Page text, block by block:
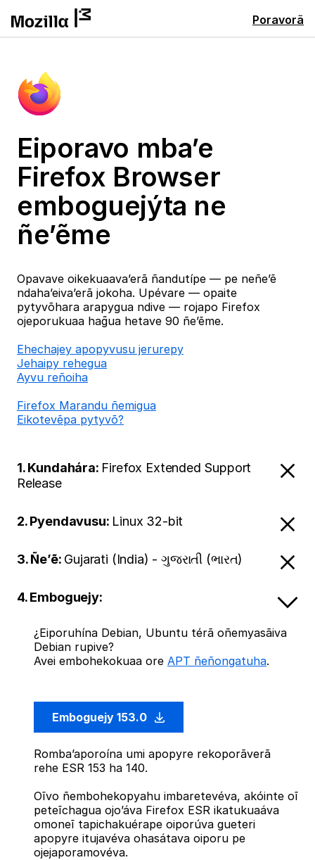
Poravorã
Eiporavo mba’e
Firefox Browser
emboguejýta ne
ñe’ẽme
Opavave oikekuaava’erã ñandutípe — pe neñe’ẽ
ndaha’eiva’erã jokoha. Upévare — opaite
pytyvõhara arapygua ndive — rojapo Firefox
ojeporukuaa hag̃ua hetave 90 ñe’ẽme.
Ehechajey apopyvusu jerurepy
Jehaipy rehegua
Ayvu reñoiha
Firefox Marandu ñemigua
Eikotevẽpa pytyvõ?
1. Kundahára: Firefox Extended Support
Release
2. Pyendavusu: Linux 32-bit
3. Ñe’ẽ: Gujarati (India) - ગુજરાતી (ભારત)
4. Emboguejy:
¿Eiporuhína Debian, Ubuntu térã oñemyasãiva
Debian rupive?
Avei embohekokuaa ore APT ñeñongatuha.
Emboguejy 153.0
Romba’aporoína umi apopyre rekoporãverã
rehe ESR 153 ha 140.
Oĩvo ñembohekopyahu imbaretevéva, akóinte oĩ
peteĩchagua ojo’áva Firefox ESR ikatukuaáva
omoneĩ tapichakuérape oiporúva gueteri
apopyre itujavéva ohasátava oiporu pe
ojejaporamovéva.